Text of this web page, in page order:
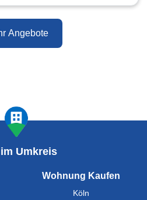
Angebote
Umkreis
Wohnung Kaufen
Köln